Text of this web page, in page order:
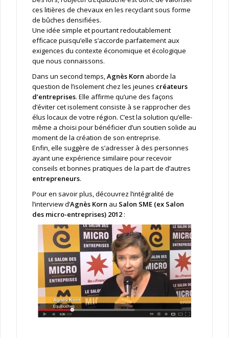
ces litières de chevaux en les recyclant sous forme
de bûches densifiées.
Une idée simple et pourtant redoutablement
efficace puisqu’elle s’accorde parfaitement aux
exigences du contexte économique et écologique
que nous connaissons.
Dans un second temps,Agnès Korn aborde la
question de l’isolement chez les jeunes créateurs
d’entreprises. Elle affirme qu’une des façons
d’éviter cet isolement consiste à se rapprocher des
élus locaux de votre région. C’est la solution qu’elle-
même a choisi pour bénéficier d’un soutien solide au
moment de la création de son entreprise.
Enfin, elle suggère de s’adresser à des personnes
ayant une expérience similaire pour recevoir
conseils et bonnes pratiques de la part de d’autres
entrepreneurs.
Pour en savoir plus, découvrez l’intégralité de
l’interview d’Agnès Korn au Salon SME (ex Salon
des micro-entreprises) 2012: